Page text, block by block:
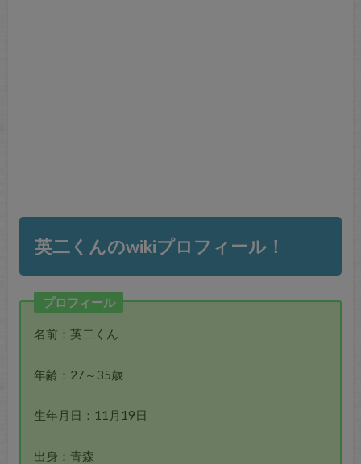
英二くんのwikiプロフィール！
プロフィール
名前：英二くん
年齢：27～35歳
生年月日：11月19日
出身：青森